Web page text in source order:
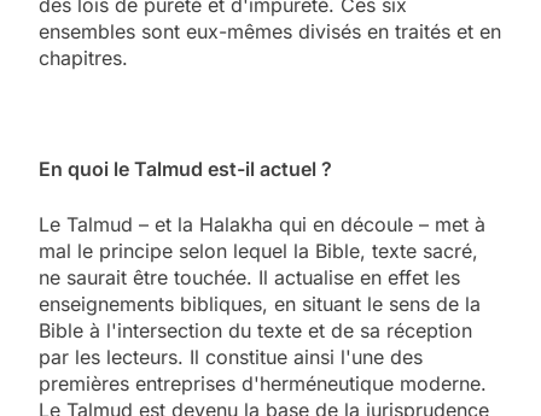
des lois de pureté et d'impureté. Ces six
ensembles sont eux-mêmes divisés en traités et en
chapitres.
En quoi le Talmud est-il actuel ?
Le Talmud – et la Halakha qui en découle – met à
mal le principe selon lequel la Bible, texte sacré,
ne saurait être touchée. Il actualise en effet les
enseignements bibliques, en situant le sens de la
Bible à l'intersection du texte et de sa réception
par les lecteurs. Il constitue ainsi l'une des
premières entreprises d'herméneutique moderne.
Le Talmud est devenu la base de la jurisprudence